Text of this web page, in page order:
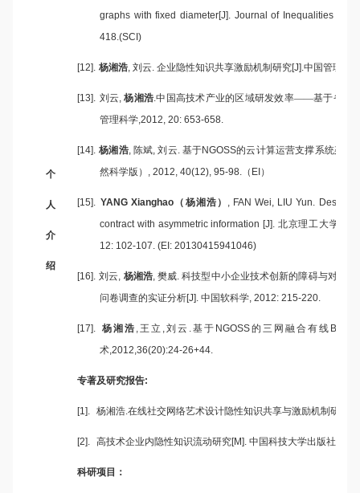
个
人
介
绍
graphs with fixed diameter[J]. Journal of Inequalities and
418.(SCI)
[12]. 杨湘浩 刘云 企业隐性知识共享激励机制研究[J]. 中国管理科
[13]. 刘云 ,杨湘浩 中国高技术产业的区域研发效率——基于省级
管理科学 ,2012, 20: 653-658.
[14]. 杨湘浩, 陈斌 ,刘云 基于NGOSS的云计算运营支撑系统架构
然科学版）
, 2012, 40(12), 95-98. （ EI）
[15]. YANG Xianghao （杨湘浩）
, FAN Wei, LIU Yun. Design
contract with asymmetric information [J]. 北京理工大学学
12: 102-107. (EI: 20130415941046)
[16]. 刘云 杨湘浩, 樊威 .科技型中小企业技术创新的障碍与对策
问卷调查的实证分析[J]. 中国软科学 , 2012: 215-220.
[17]. 杨湘浩 王立 刘云 基于 NGOSS的三网融合有线 BOSS
术 ,2012,36(20):24-26+44.
专著及研究报告:
[1]. 杨湘浩 在线社交网络艺术设计隐性知识共享与激励机制研究
[2]. 高技术企业内隐性知识流动研究[M]. 中国科技大学出版社
科研项目：